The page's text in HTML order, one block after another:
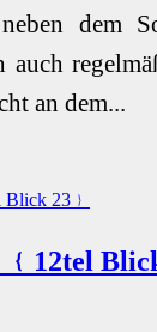
dem
auch
an dem...